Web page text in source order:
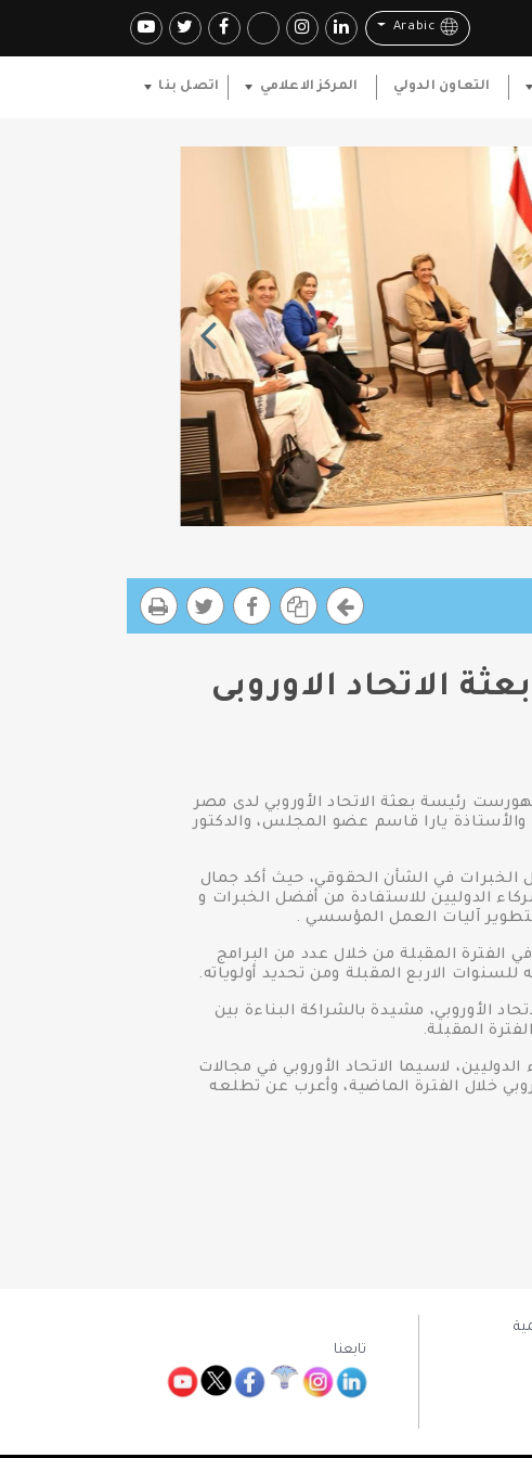
Arabic
التعاون الدولي المركز الاعلامي اتصل بنا
Previous
الاتحاد الاوروبى
رئيسة بعثة الاتحاد الأوروبي لدى مصر
يارا قاسم عضو المجلس، والدكتور
الخبرات في الشأن الحقوقي، حيث أكد جمال
الدوليين للاستفادة من أفضل الخبرات و
آليات العمل المؤسسي .
الفترة المقبلة من خلال عدد من البرامج
الاربع المقبلة ومن تحديد أولوياته.
الأوروبي، مشيدة بالشراكة البناءة بين
المقبلة.
لاسيما الاتحاد الأوروبي في مجالات
خلال الفترة الماضية، وأعرب عن تطلعه
تابعنا